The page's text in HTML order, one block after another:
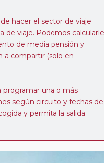
hacer el sector de viaje
de viaje. Podemos calcularle
de media pensión y
a compartir (solo en
programar una o más
según circuito y fechas de
y permita la salida